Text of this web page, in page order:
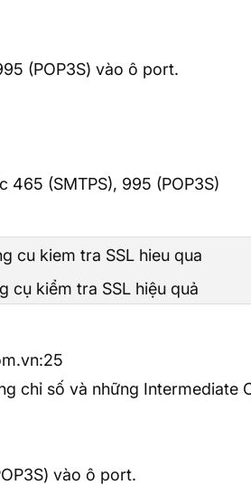
(POP3S) vào ô port.
(SMTPS), 995 (POP3S)
cụ kiểm tra SSL hiệu quả
chỉ số và những Intermediate
vào ô port.